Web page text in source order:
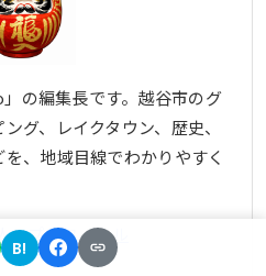
B!
の編集長です。越谷市のグ
グ、レイクタウン、歴史、
、地域目線でわかりやすく
プロフィール